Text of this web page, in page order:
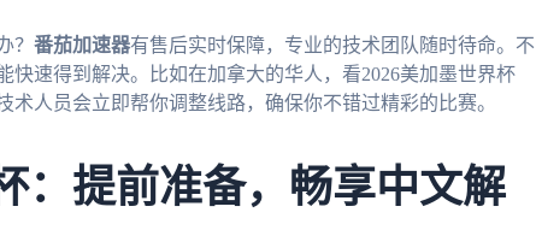
？ 番茄加速器有售后实时保障，专业的技术团队随时待命。不
快速得到解决。比如在加拿大的华人，看2026美加墨世界杯
术人员会立即帮你调整线路，确保你不错过精彩的比赛。
：提前准备，畅享中文解